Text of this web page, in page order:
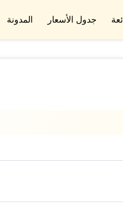
جدول الأسعار المدونة